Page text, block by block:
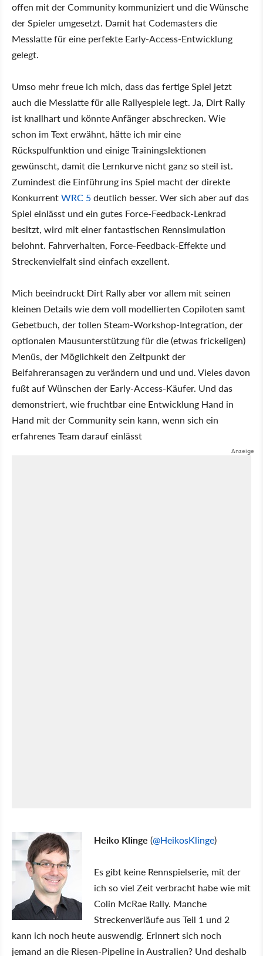
offen mit der Community kommuniziert und die Wünsche
der Spieler umgesetzt. Damit hat Codemasters die
Messlatte für eine perfekte Early-Access-Entwicklung
gelegt.
Umso mehr freue ich mich, dass das fertige Spiel jetzt
auch die Messlatte für alle Rallyespiele legt. Ja, Dirt Rally
ist knallhart und könnte Anfänger abschrecken. Wie
schon im Text erwähnt, hätte ich mir eine
Rückspulfunktion und einige Trainingslektionen
gewünscht, damit die Lernkurve nicht ganz so steil ist.
Zumindest die Einführung ins Spiel macht der direkte
KonkurrentWRC 5deutlich besser. Wer sich aber auf das
Spiel einlässt und ein gutes Force-Feedback-Lenkrad
besitzt, wird mit einer fantastischen Rennsimulation
belohnt. Fahrverhalten, Force-Feedback-Effekte und
Streckenvielfalt sind einfach exzellent.
Mich beeindruckt Dirt Rally aber vor allem mit seinen
kleinen Details wie dem voll modellierten Copiloten samt
Gebetbuch, der tollen Steam-Workshop-Integration, der
optionalen Mausunterstützung für die (etwas frickeligen)
Menüs, der Möglichkeit den Zeitpunkt der
Beifahreransagen zu verändern und und und. Vieles davon
fußt auf Wünschen der Early-Access-Käufer. Und das
demonstriert, wie fruchtbar eine Entwicklung Hand in
Hand mit der Community sein kann, wenn sich ein
erfahrenes Team darauf einlässt
Heiko Klinge (@HeikosKlinge)
Es gibt keine Rennspielserie, mit der
ich so viel Zeit verbracht habe wie mit
Colin McRae Rally. Manche
Streckenverläufe aus Teil 1 und 2
kann ich noch heute auswendig. Erinnert sich noch
jemand an die Riesen-Pipeline in Australien? Und deshalb